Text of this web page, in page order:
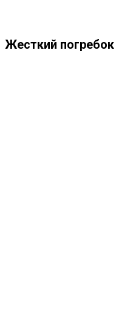
Жесткий погребок